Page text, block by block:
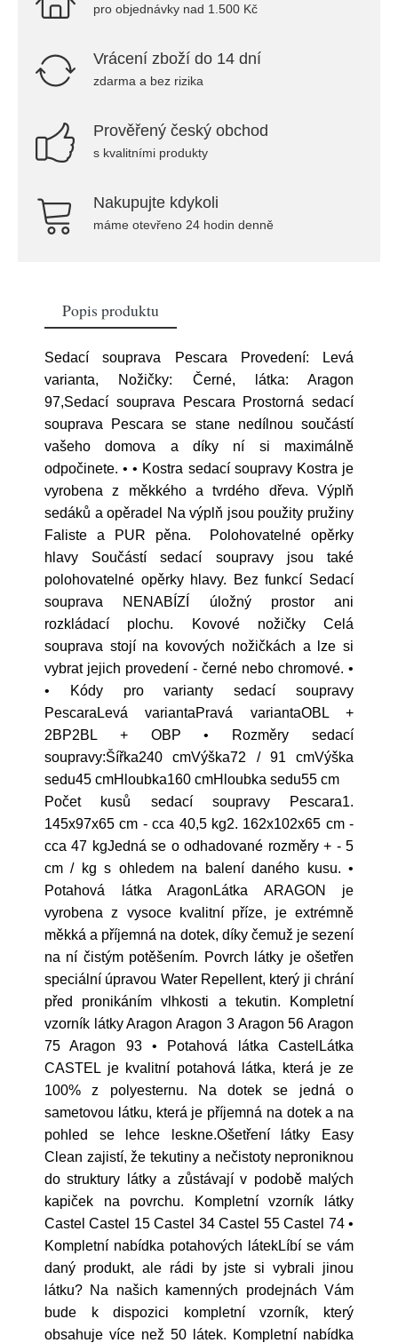
pro objednávky nad 1.500 Kč
Vrácení zboží do 14 dní
zdarma a bez rizika
Prověřený český obchod
s kvalitními produkty
Nakupujte kdykoli
máme otevřeno 24 hodin denně
Popis produktu
Sedací souprava Pescara Provedení: Levá
varianta, Nožičky: Černé, látka: Aragon
97,Sedací souprava Pescara Prostorná sedací
souprava Pescara se stane nedílnou součástí
vašeho domova a díky ní si maximálně
odpočinete. • • Kostra sedací soupravy Kostra je
vyrobena z měkkého a tvrdého dřeva. Výplň
sedáků a opěradel Na výplň jsou použity pružiny
Faliste a PUR pěna. Polohovatelné opěrky
hlavy Součástí sedací soupravy jsou také
polohovatelné opěrky hlavy. Bez funkcí Sedací
souprava NENABÍZÍ úložný prostor ani
rozkládací plochu. Kovové nožičky Celá
souprava stojí na kovových nožičkách a lze si
vybrat jejich provedení - černé nebo chromové. •
• Kódy pro varianty sedací soupravy
PescaraLevá variantaPravá variantaOBL +
2BP2BL + OBP • Rozměry sedací
soupravy:Šířka240 cmVýška72 / 91 cmVýška
sedu45 cmHloubka160 cmHloubka sedu55 cm
Počet kusů sedací soupravy Pescara1.
145x97x65 cm - cca 40,5 kg2. 162x102x65 cm -
cca 47 kgJedná se o odhadované rozměry + - 5
cm / kg s ohledem na balení daného kusu. •
Potahová látka AragonLátka ARAGON je
vyrobena z vysoce kvalitní příze, je extrémně
měkká a příjemná na dotek, díky čemuž je sezení
na ní čistým potěšením. Povrch látky je ošetřen
speciální úpravou Water Repellent, který ji chrání
před pronikáním vlhkosti a tekutin. Kompletní
vzorník látky Aragon Aragon 3 Aragon 56 Aragon
75 Aragon 93 • Potahová látka CastelLátka
CASTEL je kvalitní potahová látka, která je ze
100% z polyesternu. Na dotek se jedná o
sametovou látku, která je příjemná na dotek a na
pohled se lehce leskne.Ošetření látky Easy
Clean zajistí, že tekutiny a nečistoty neproniknou
do struktury látky a zůstávají v podobě malých
kapiček na povrchu. Kompletní vzorník látky
Castel Castel 15 Castel 34 Castel 55 Castel 74 •
Kompletní nabídka potahových látekLíbí se vám
daný produkt, ale rádi by jste si vybrali jinou
látku? Na našich kamenných prodejnách Vám
bude k dispozici kompletní vzorník, který
obsahuje více než 50 látek. Kompletní nabídka